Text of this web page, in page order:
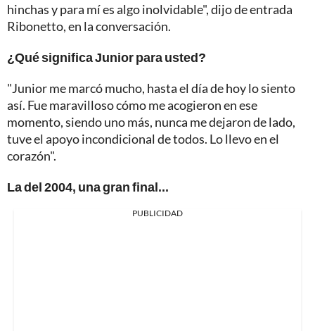
hinchas y para mí es algo inolvidable", dijo de entrada
Ribonetto, en la conversación.
¿Qué significa Junior para usted?
"Junior me marcó mucho, hasta el día de hoy lo siento
así. Fue maravilloso cómo me acogieron en ese
momento, siendo uno más, nunca me dejaron de lado,
tuve el apoyo incondicional de todos. Lo llevo en el
corazón".
La del 2004, una gran final...
PUBLICIDAD